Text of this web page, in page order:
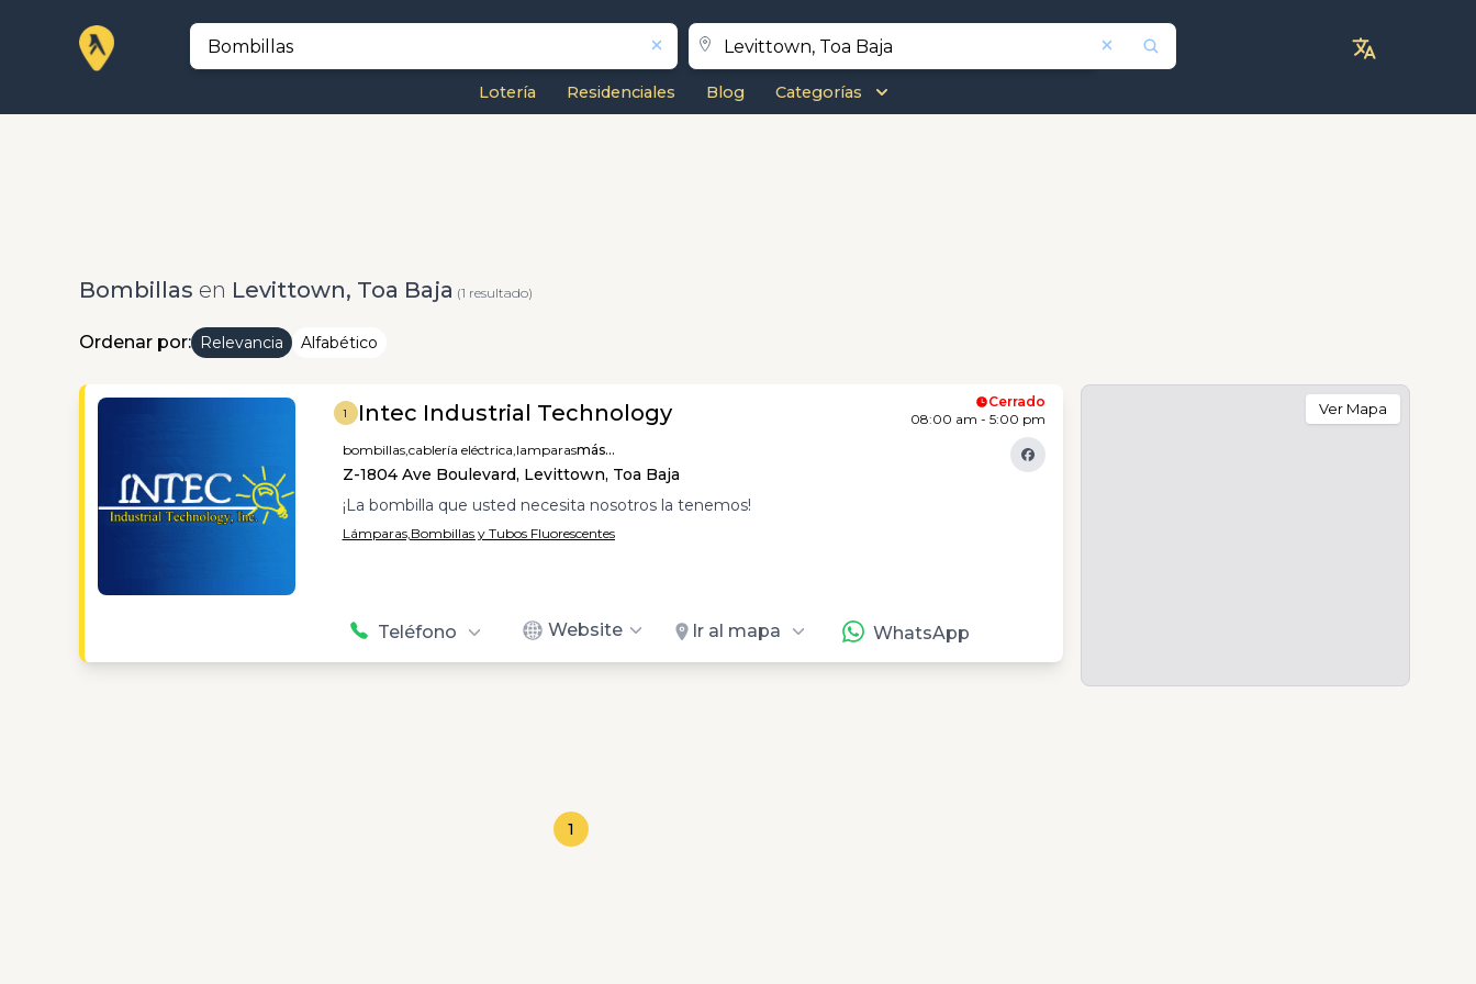
Lotería Residenciales Blog Categorías
Bombillas en Levittown, Toa Baja (1 resultado)
Ordenar por: Relevancia Alfabético
1 Intec Industrial Technology
bombillas,cablería eléctrica,lamparasmás...
Z-1804 Ave Boulevard, Levittown, Toa Baja
¡La bombilla que usted necesita nosotros la tenemos!
Lámparas,Bombillas y Tubos Fluorescentes
Teléfono Website Ir al mapa WhatsApp
Cerrado
08:00 am - 5:00 pm
1
Ver Mapa